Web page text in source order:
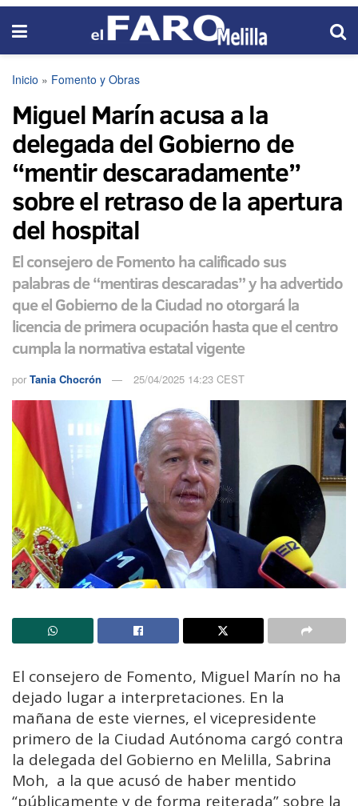
Inicio » Fomento y Obras
Miguel Marín acusa a la
delegada del Gobierno de
“mentir descaradamente”
sobre el retraso de la apertura
del hospital
El consejero de Fomento ha calificado sus
palabras de “mentiras descaradas” y ha advertido
que el Gobierno de la Ciudad no otorgará la
licencia de primera ocupación hasta que el centro
cumpla la normativa estatal vigente
por Tania Chocrón 25/04/2025 14:23 CEST
El consejero de Fomento, Miguel Marín no ha
dejado lugar a interpretaciones. En la
mañana de este viernes, el vicepresidente
primero de la Ciudad Autónoma cargó contra
la delegada del Gobierno en Melilla, Sabrina
Moh, a la que acusó de haber mentido
“públicamente y de forma reiterada” sobre la